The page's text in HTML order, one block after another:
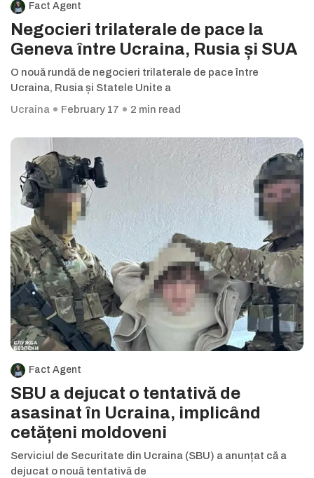
Fact Agent
Negocieri trilaterale de pace la
Geneva între Ucraina, Rusia și SUA
O nouă rundă de negocieri trilaterale de pace între
Ucraina, Rusia și Statele Unite a
Ucraina
February 17 2 min read
Fact Agent
SBU a dejucat o tentativă de
asasinat în Ucraina, implicând
cetățeni moldoveni
Serviciul de Securitate din Ucraina (SBU) a anunțat că a
dejucat o nouă tentativă de